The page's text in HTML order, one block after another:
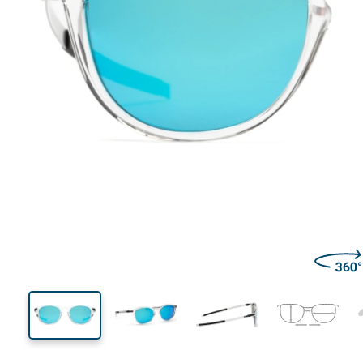
46 mm
Glashöhe
50 mm
Glasbreite
Glasbreite